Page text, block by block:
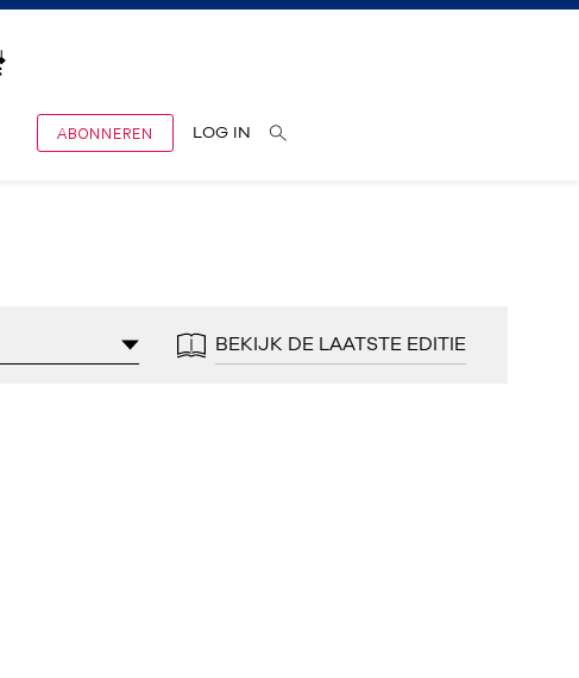
ABONNEREN LOG IN
BEKIJK DE LAATSTE EDITIE